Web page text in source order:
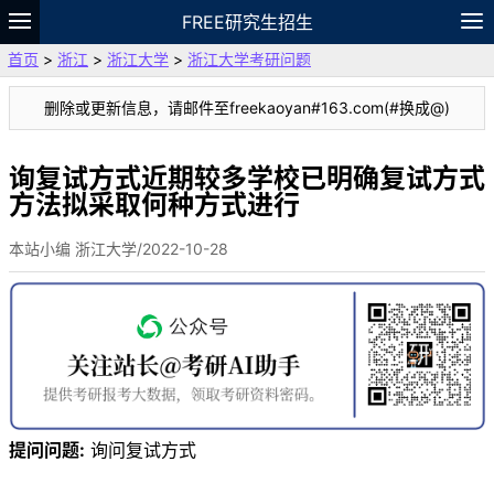
FREE研究生招生
题库
故事 专题 APP 笔记
VIP
资料
首页 > 浙江 > 浙江大学 > 浙江大学考研问题
删除或更新信息，请邮件至freekaoyan#163.com(#换成@)
询复试方式近期较多学校已明确复试方式
方法拟采取何种方式进行
本站小编 浙江大学/2022-10-28
提问问题: 询问复试方式